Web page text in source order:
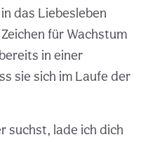
das Liebesleben
für Wachstum
in einer
sie sich im Laufe der
suchst, lade ich dich